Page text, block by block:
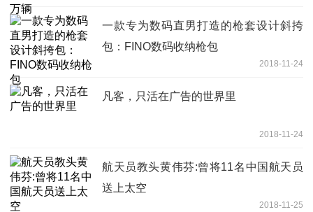
一款专为数码直男打造的枪套设计斜挎
包：FINO数码收纳枪包
2018-11-24
凡客，只活在广告的世界里
2018-11-24
航天员教头黄伟芬:曾将11名中国航天员
送上太空
2018-11-25